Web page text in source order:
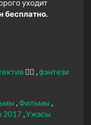
уходит
бесплатно.
🕵️‍♂️
фэнтези
Фильмы
2017 Ужасы